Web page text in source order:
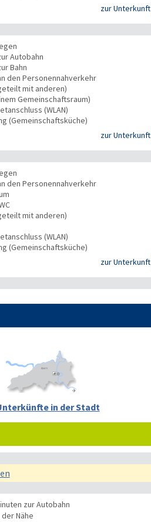
zur Unterkunft
Autobahn
Bahn
den Personennahverkehr
mit anderen)
Gemeinschaftsraum)
(WLAN)
(Gemeinschaftsküche)
zur Unterkunft
den Personennahverkehr
mit anderen)
(WLAN)
(Gemeinschaftsküche)
zur Unterkunft
in der Stadt
zur Autobahn
Nähe